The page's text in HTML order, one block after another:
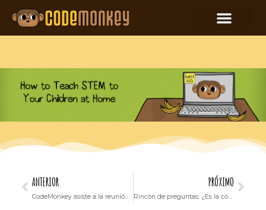
ANTERIOR
CodeMonkey asiste a la reunión de tecnología educativa más grande de la India y gana la mejor solución de tecnología educativa para K-12
PRÓXIMO
Rincón de preguntas: ¿Es la codificación de chatbots adecuada para usted?